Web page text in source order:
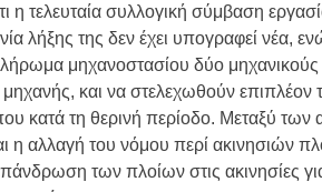
η τελευταία συλλογική σύμβαση
λήξης της δεν έχει υπογραφεί νέα,
μηχανοστασίου δύο μηχανικούς
και να στελεχωθούν επιπλέον
κατά τη θερινή περίοδο. Μεταξύ των
η αλλαγή του νόμου περί ακινησιών
των πλοίων στις ακινησίες